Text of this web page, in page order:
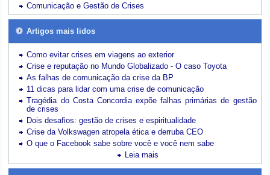
Comunicação e Gestão de Crises
Artigos mais lidos
Como evitar crises em viagens ao exterior
Crise e reputação no Mundo Globalizado - O caso Toyota
As falhas de comunicação da crise da BP
11 dicas para lidar com uma crise de comunicação
Tragédia do Costa Concordia expõe falhas primárias de gestão
de crises
Dois desafios: gestão de crises e espiritualidade
Crise da Volkswagen atropela ética e derruba CEO
O que o Facebook sabe sobre você e você nem sabe
Leia mais